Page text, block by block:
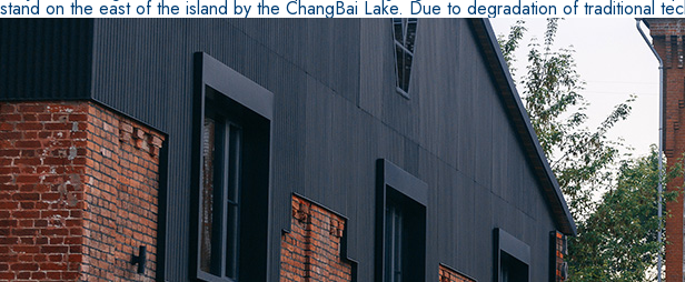
stand on the east of the island by the ChangBai Lake. Due to degradation of traditional